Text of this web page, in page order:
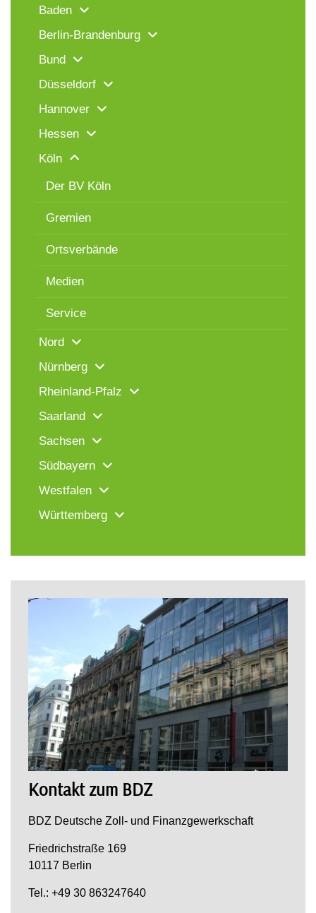
Baden
Berlin-Brandenburg
Bund
Düsseldorf
Hannover
Hessen
Köln
Der BV Köln
Gremien
Ortsverbände
Medien
Service
Nord
Nürnberg
Rheinland-Pfalz
Saarland
Sachsen
Südbayern
Westfalen
Württemberg
Kontakt zum BDZ
BDZ Deutsche Zoll- und Finanzgewerkschaft
Friedrichstraße 169
10117 Berlin
Tel.: +49 30 863247640